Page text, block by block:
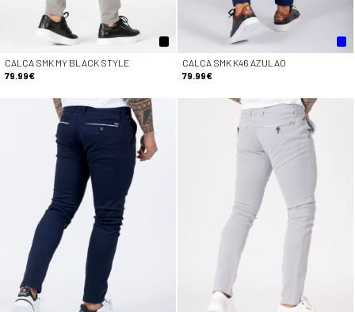
CALÇA SMK MY BLACK STYLE
79.99€
CALÇA SMK K46 AZULAO
79.99€